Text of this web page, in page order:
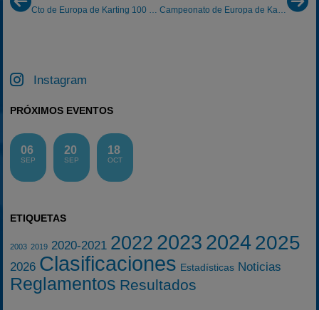
Instagram
PRÓXIMOS EVENTOS
06
SEP
20
SEP
18
OCT
ETIQUETAS
2003 2019 2020-2021 2022 2023 20242025
2026 Clasificaciones Estadísticas Noticias
Reglamentos Resultados